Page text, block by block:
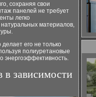
сохраняя свои
панелей не требует
легко
натуральных материалов,
его не только
полиуретановые
энергоэффективность.
в зависимости